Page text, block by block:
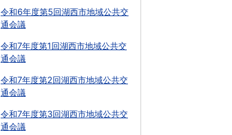
令和6年度第5回湖西市地域公共交
通会議
令和7年度第1回湖西市地域公共交
通会議
令和7年度第2回湖西市地域公共交
通会議
令和7年度第3回湖西市地域公共交
通会議